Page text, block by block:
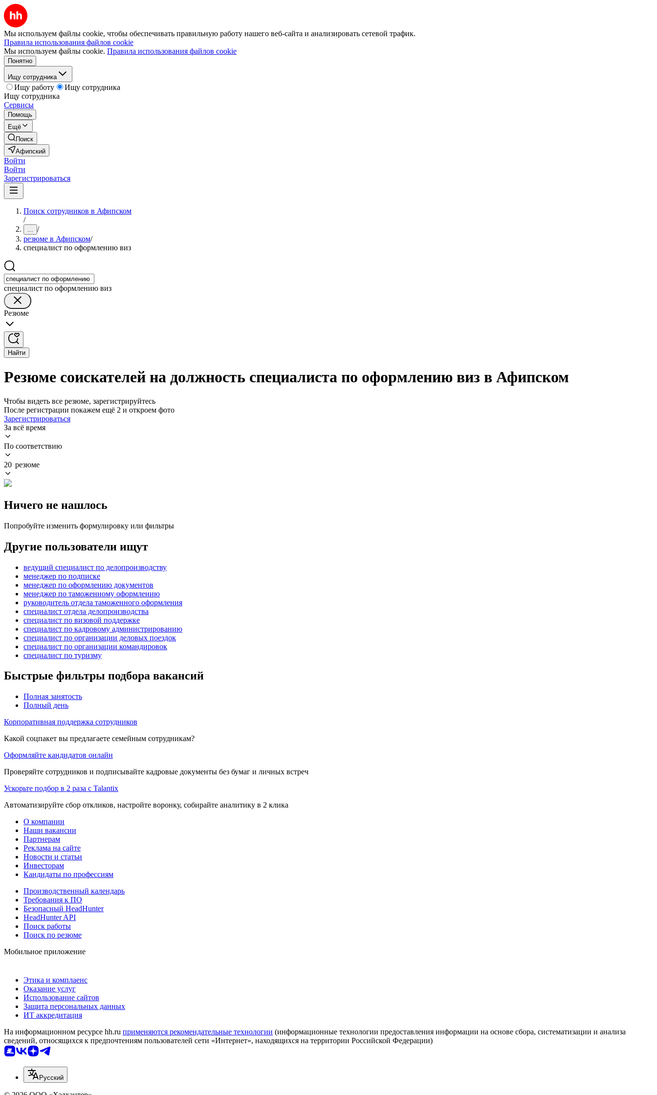
Мы используем файлы cookie, чтобы обеспечивать правильную работу нашего веб-сайта и анализировать сетевой трафик.
Правила использования файлов cookie
Мы используем файлы cookie. Правила использования файлов cookie
Понятно
Ищу сотрудника
Ищу работу
Ищу сотрудника
Ищу сотрудника
Сервисы
Помощь
Ещё
Поиск
Афипский
Войти
Войти
Зарегистрироваться
Поиск сотрудников в Афипском
/
... /
резюме в Афипском/
специалист по оформлению виз
специалист по оформлению виз
Резюме
Найти
Резюме соискателей на должность специалиста по оформлению виз в Афипском
Чтобы видеть все резюме, зарегистрируйтесь
После регистрации покажем ещё 2 и откроем фото
Зарегистрироваться
За всё время
По соответствию
20 резюме
Ничего не нашлось
Попробуйте изменить формулировку или фильтры
Другие пользователи ищут
ведущий специалист по делопроизводству
менеджер по подписке
менеджер по оформлению документов
менеджер по таможенному оформлению
руководитель отдела таможенного оформления
специалист отдела делопроизводства
специалист по визовой поддержке
специалист по кадровому администрированию
специалист по организации деловых поездок
специалист по организации командировок
специалист по туризму
Быстрые фильтры подбора вакансий
Полная занятость
Полный день
Корпоративная поддержка сотрудников
Какой соцпакет вы предлагаете семейным сотрудникам?
Оформляйте кандидатов онлайн
Проверяйте сотрудников и подписывайте кадровые документы без бумаг и личных встреч
Ускорьте подбор в 2 раза с Talantix
Автоматизируйте сбор откликов, настройте воронку, собирайте аналитику в 2 клика
О компании
Наши вакансии
Партнерам
Реклама на сайте
Новости и статьи
Инвесторам
Кандидаты по профессиям
Производственный календарь
Требования к ПО
Безопасный HeadHunter
HeadHunter API
Поиск работы
Поиск по резюме
Мобильное приложение
Этика и комплаенс
Оказание услуг
Использование сайтов
Защита персональных данных
ИТ аккредитация
На информационном ресурсе hh.ru применяются рекомендательные технологии (информационные технологии предоставления информации на основе сбора, систематизации и анализа
сведений, относящихся к предпочтениям пользователей сети «Интернет», находящихся на территории Российской Федерации)
Русский